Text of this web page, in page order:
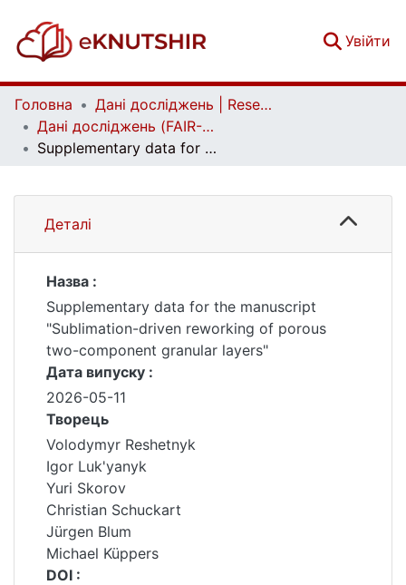
Увійти
Головна
Дані досліджень | Research data
Дані досліджень (FAIR-дані) | Research data (FAIR data)
Supplementary data for the manuscript "Sublimation-driven reworking of porous two-component granular layers"
Деталі
Назва :
Supplementary data for the manuscript
"Sublimation-driven reworking of porous
two-component granular layers"
Дата випуску :
2026-05-11
Творець
Volodymyr Reshetnyk
Igor Luk'yanyk
Yuri Skorov
Christian Schuckart
Jürgen Blum
Michael Küppers
DOI :